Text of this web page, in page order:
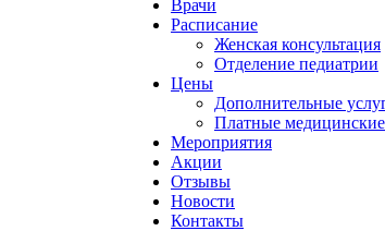
Врачи
Расписание
Женская консультация
Отделение педиатрии
Цены
Дополнительные
Платные
Мероприятия
Акции
Отзывы
Новости
Контакты